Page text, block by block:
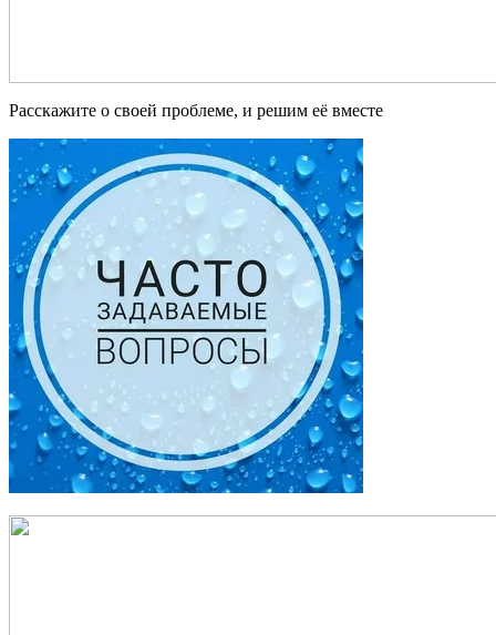
Расскажите о своей проблеме, и решим её вместе